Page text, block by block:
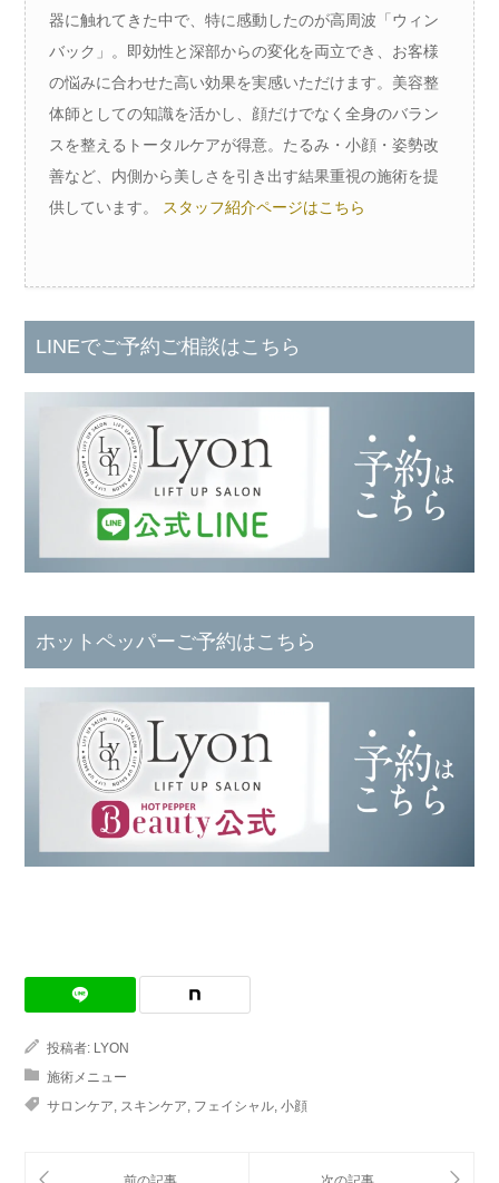
器に触れてきた中で、特に感動したのが高周波「ウィン
バック」。即効性と深部からの変化を両立でき、お客様
の悩みに合わせた高い効果を実感いただけます。美容整
体師としての知識を活かし、顔だけでなく全身のバラン
スを整えるトータルケアが得意。たるみ・小顔・姿勢改
善など、内側から美しさを引き出す結果重視の施術を提
供しています。
スタッフ紹介ページはこちら
LINEでご予約ご相談はこちら
ホットペッパーご予約はこちら
投稿者: LYON
施術メニュー
サロンケア, スキンケア, フェイシャル, 小顔